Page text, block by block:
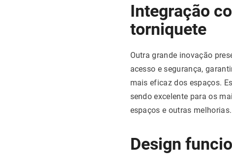
Integração
torniquete
Outra grande inovação
acesso e segurança,
mais eficaz dos espaços.
sendo excelente para os
espaços e outras melhorias.
Design